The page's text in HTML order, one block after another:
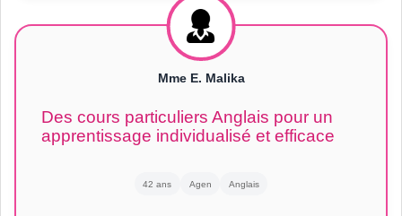
Mme E. Malika
Des cours particuliers Anglais pour un
apprentissage individualisé et efficace
42 ans Agen Anglais